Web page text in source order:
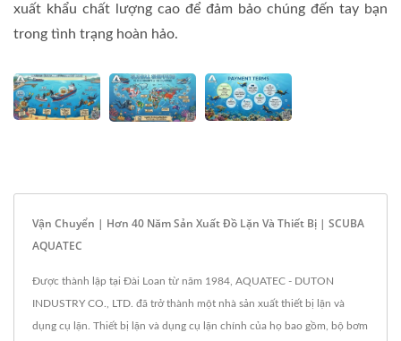
xuất khẩu chất lượng cao để đảm bảo chúng đến tay bạn
trong tình trạng hoàn hảo.
Vận Chuyển | Hơn 40 Năm Sản Xuất Đồ Lặn Và Thiết Bị | SCUBA
AQUATEC
Được thành lập tại Đài Loan từ năm 1984, AQUATEC - DUTON
INDUSTRY CO., LTD. đã trở thành một nhà sản xuất thiết bị lặn và
dụng cụ lặn. Thiết bị lặn và dụng cụ lặn chính của họ bao gồm, bộ bơm